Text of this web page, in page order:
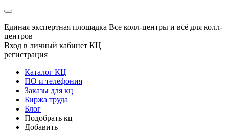
Единая экспертная площадка Все колл-центры и всё для колл-
центров
Вход в личный кабинет КЦ
регистрация
Каталог КЦ
ПО и телефония
Заказы для кц
Биржа труда
Блог
Подобрать кц
Добавить